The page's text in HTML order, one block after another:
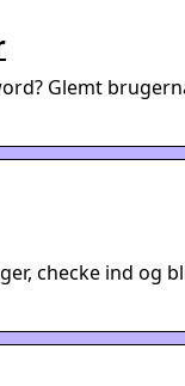
Glemt
checke ind og